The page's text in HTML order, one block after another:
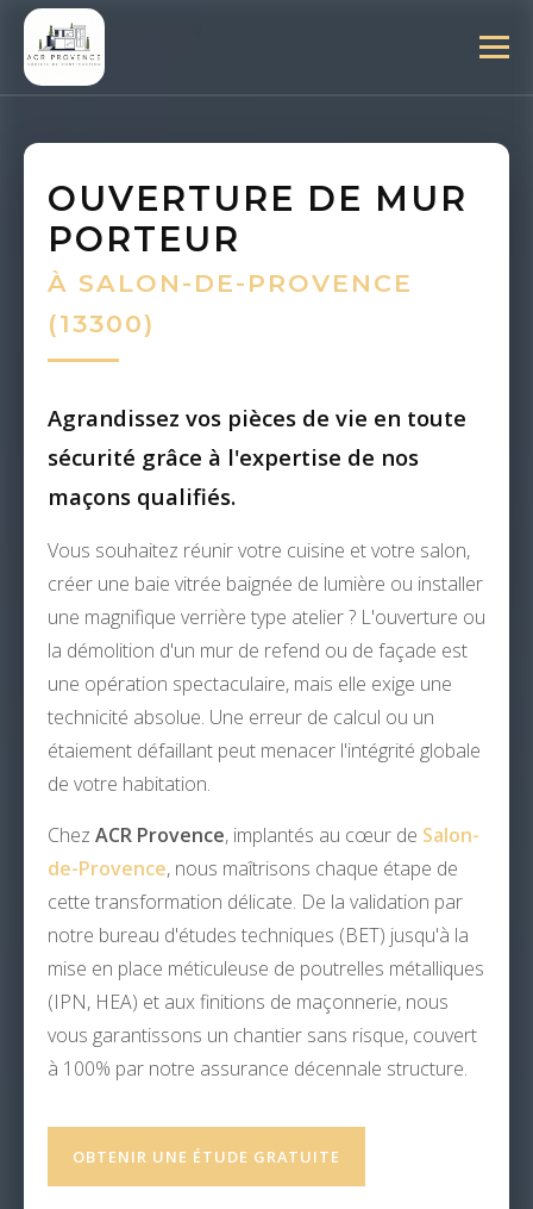
OUVERTURE DE MUR
PORTEUR
À SALON-DE-PROVENCE
(13300)
Agrandissez vos pièces de vie en toute
sécurité grâce à l'expertise de nos
maçons qualifiés.
Vous souhaitez réunir votre cuisine et votre salon,
créer une baie vitrée baignée de lumière ou installer
une magnifique verrière type atelier ? L'ouverture ou
la démolition d'un mur de refend ou de façade est
une opération spectaculaire, mais elle exige une
technicité absolue. Une erreur de calcul ou un
étaiement défaillant peut menacer l'intégrité globale
de votre habitation.
Chez ACR Provence, implantés au cœur de Salon-
de-Provence, nous maîtrisons chaque étape de
cette transformation délicate. De la validation par
notre bureau d'études techniques (BET) jusqu'à la
mise en place méticuleuse de poutrelles métalliques
(IPN, HEA) et aux finitions de maçonnerie, nous
vous garantissons un chantier sans risque, couvert
à 100% par notre assurance décennale structure.
OBTENIR UNE ÉTUDE GRATUITE